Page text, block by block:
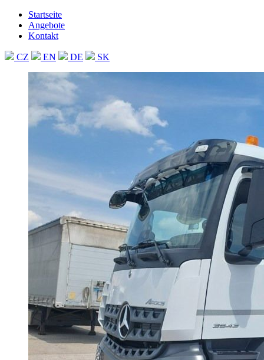
Startseite
Angebote
Kontakt
CZ EN DE SK